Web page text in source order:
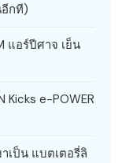
กที)
แอร์ปีศาจ เย็น
Kicks e-POWER
เป็น แบตเตอรี่ลิ